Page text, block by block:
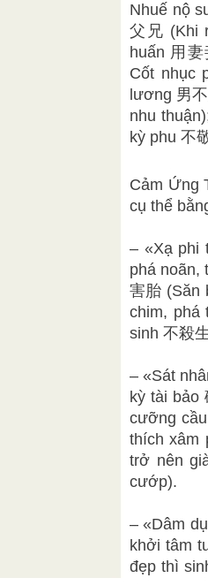
Nhuế nộ
父兄 (Khi
huấn 用
Cốt nhục
lương 男
nhu
kỳ phu 不
Cảm Ứng
cụ thể
– «Xạ phi
phá noãn,
害胎 (Săn
chim, phá
sinh 不殺
– «Sát
kỳ tài bảo
cưỡng
thích xâm
trở nên
cướp).
– «Dâm
khởi tâm
đẹp thì